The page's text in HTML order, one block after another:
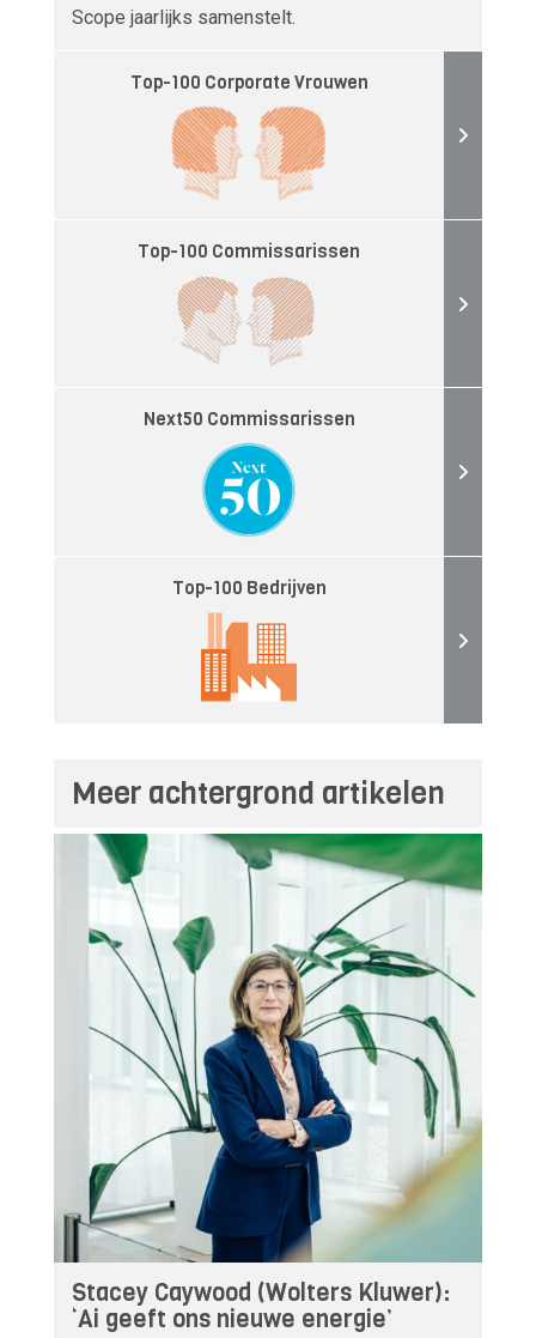
Scope jaarlijks samenstelt.
Top-100 Corporate Vrouwen
Top-100 Commissarissen
Next50 Commissarissen
Top-100 Bedrijven
Meer achtergrond artikelen
Stacey Caywood (Wolters Kluwer):
‘Ai geeft ons nieuwe energie’